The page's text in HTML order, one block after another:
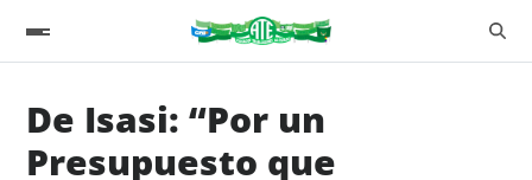
De Isasi: “Por un
Presupuesto que